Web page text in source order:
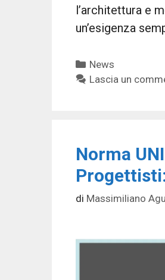
l’architettura e
un’esigenza
Categorie
News
Lascia un
Norma
di Massimiliano